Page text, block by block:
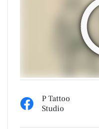
P Tattoo
Studio